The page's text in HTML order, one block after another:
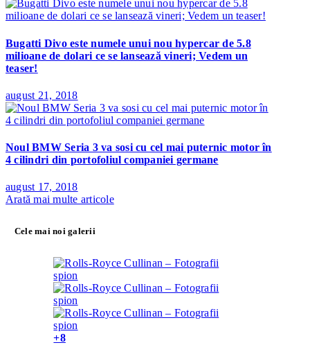
Bugatti Divo este numele unui nou hypercar de 5.8
milioane de dolari ce se lansează vineri; Vedem un
teaser!
august 21, 2018
Noul BMW Seria 3 va sosi cu cel mai puternic motor în
4 cilindri din portofoliul companiei germane
august 17, 2018
Arată mai multe articole
Cele mai noi galerii
+8